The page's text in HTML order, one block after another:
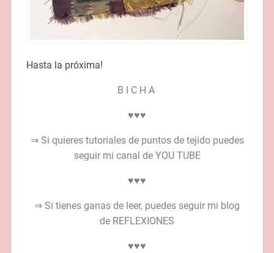
Hasta la próxima!
B I C H A
♥♥♥
⇒ Si quieres tutoriales de puntos de tejido puedes
seguir mi canal de YOU TUBE
♥♥♥
⇒ Si tienes ganas de leer, puedes seguir mi blog
de REFLEXIONES
♥♥♥